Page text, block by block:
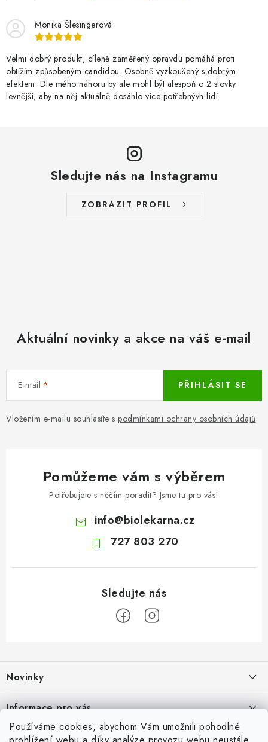
Používáme cookies, abychom Vám umožnili pohodlné
s
u
Monika Šlesingerová
Velmi dobrý produkt, cíleně zaměřený opravdu pomáhá proti
obtížím způsobeným candidou. Osobně vyzkoušený s dobrým
efektem. Dle mého náhoru by ale mohl být alespoň o 2 stovky
levnější, aby na něj aktuálně dosáhlo více potřebnývh lidí
Sledujte nás na Instagramu
ZOBRAZIT PROFIL
Aktuální novinky a akce na váš e-mail
E-mail
Vložením e-mailu souhlasíte s podmínkami ochrany osobních údajů
PŘIHLÁSIT SE
Pomůžeme vám s výběrem
Potřebujete s něčím poradit? Jsme tu pro vás!
info@biolekarna.cz
727 803 270
p
a
t
Novinky
Jak na klidné trávení na cestách
Informace pro vás
Odborný garant MUDr. Monika Klaudysová
Přijímáme online platby